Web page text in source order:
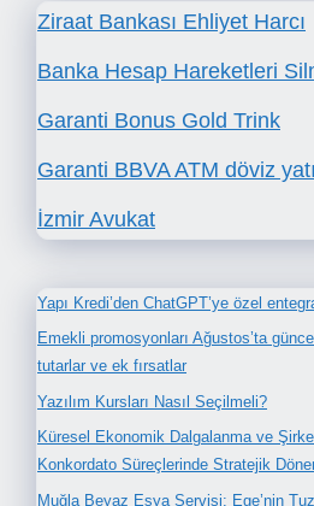
Ziraat Bankası Ehliyet Harcı
Banka Hesap Hareketleri
Garanti Bonus Gold Trink
Garanti BBVA ATM döviz
İzmir Avukat
Yapı Kredi’den ChatGPT’ye özel
Emekli promosyonları Ağustos’ta
tutarlar ve ek fırsatlar
Yazılım Kursları Nasıl Seçilmeli?
Küresel Ekonomik Dalgalanma ve
Konkordato Süreçlerinde Stratejik
Muğla Beyaz Eşya Servisi: Ege’nin